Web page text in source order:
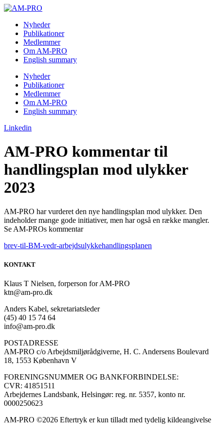
Skip
contentNyheder
Publikationer
Medlemmer
Om AM-PRO
English summary
Nyheder
Publikationer
Medlemmer
Om AM-PRO
English summary
Linkedin
AM-PRO kommentar til
handlingsplan mod ulykker
2023
AM-PRO har vurderet den nye handlingsplan mod ulykker. Den
indeholder mange gode initiativer, men har også en række mangler.
Se AM-PROs kommentar
brev-til-BM-vedr-arbejdsulykkehandlingsplanen
KONTAKT
Klaus T Nielsen, forperson for AM-PRO
ktn@am-pro.dk
Anders Kabel, sekretariatsleder
(45) 40 15 74 64
info@am-pro.dk
POSTADRESSE
AM-PRO c/o Arbejdsmiljørådgiverne, H. C. Andersens Boulevard
18, 1553 København V
FORENINGSNUMMER OG BANKFORBINDELSE:
CVR: 41851511
Arbejdernes Landsbank, Helsingør: reg. nr. 5357, konto nr.
0000250623
AM-PRO ©2026 Eftertryk er kun tilladt med tydelig kildeangivelse